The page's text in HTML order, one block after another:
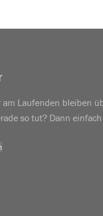
Laufenden bleiben
so tut? Dann einfach